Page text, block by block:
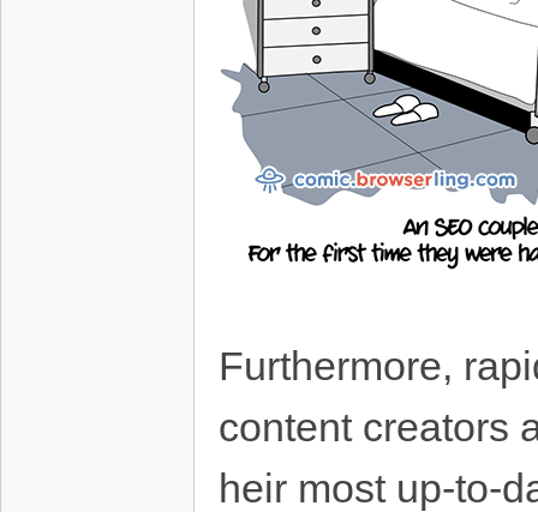
Furthermore,
content creators
heir most up-to-